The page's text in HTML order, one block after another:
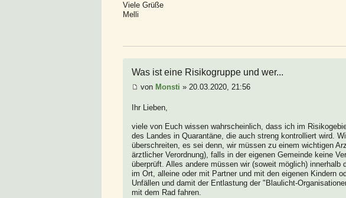
Viele Grüße
Melli
Was ist eine Risikogruppe und wer...
von Monsti » 20.03.2020, 21:56
Ihr Lieben,
viele von Euch wissen wahrscheinlich, dass ich im
des Landes in Quarantäne, die auch streng kontrolliert wird.
überschreiten, es sei denn, wir müssen zu einem wichtigen
ärztlicher Verordnung), falls in der eigenen Gemeinde keine
überprüft. Alles andere müssen wir (soweit möglich)
im Ort, alleine oder mit Partner und mit den eigenen Kindern
Unfällen und damit der Entlastung der "Blaulicht-
mit dem Rad fahren.